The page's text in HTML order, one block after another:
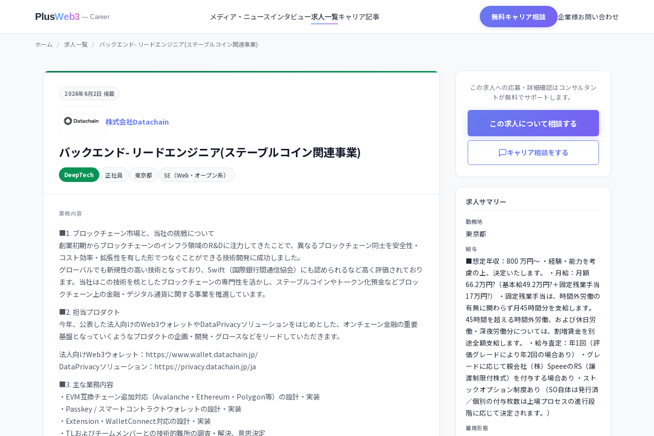
PlusWeb3 — Career メディア・ニュースインタビュー求人一覧キャリア記事 無料キャリア相談 企業様お問い合わせ
ホーム / 求人一覧 / バックエンド- リードエンジニア(ステーブルコイン関連事業)
2026年6月2日 掲載
株式会社Datachain
バックエンド- リードエンジニア(ステーブルコイン関連事業)
DeepTech 正社員 東京都 SE（Web・オープン系）
業務内容
■1. ブロックチェーン市場と、当社の挑戦について
創業初期からブロックチェーンのインフラ領域のR&Dに注力してきたことで、異なるブロックチェーン同士を安全性・
コスト効率・拡張性を有した形でつなぐことができる技術開発に成功しました。
グローバルでも新規性の高い技術となっており、Swift（国際銀行間通信協会）にも認められるなど高く評価されており
ます。当社はこの技術を核としたブロックチェーンの専門性を活かし、ステーブルコインやトークン化預金などブロッ
クチェーン上の金融・デジタル通貨に関する事業を推進しています。
■2. 担当プロダクト
今年、公表した法人向けのWeb3ウォレットやDataPrivacyソリューションをはじめとした、オンチェーン金融の重要
基盤となっていくようなプロダクトの企画・開発・グロースなどをリードしていただきます。
法人向けWeb3ウォレット：https://www.wallet.datachain.jp/
DataPrivacyソリューション：https://privacy.datachain.jp/ja
■3. 主な業務内容
・EVM互換チェーン追加対応（Avalanche・Ethereum・Polygon等）の設計・実装
・Passkey / スマートコントラクトウォレットの設計・実装
・Extension・WalletConnect対応の設計・実装
・TLおよびチームメンバーとの技術的難所の調査・解決、意思決定
この求人への応募・詳細確認はコンサルタン
トが無料でサポートします。
この求人について相談する
キャリア相談をする
求人サマリー
勤務地
東京都
給与
■想定年収：800 万円～ ・経験・能力を考
慮の上、決定いたします。 ・月給：月額
66.2万円?（基本給49.2万円?＋固定残業手当
17万円?） ・固定残業手当は、時間外労働の
有無に関わらず月45時間分を支給します。
45時間を超える時間外労働、および休日労
働・深夜労働分については、割増賃金を別
途全額支給します。 ・給与査定：年1回（評
価グレードにより年2回の場合あり） ・グレ
ードに応じて親会社（株）SpeeeのRS（譲
渡制限付株式）を付与する場合あり ・スト
ックオプション制度あり （SO自体は発行済
／個別の付与枚数は上場プロセスの進行段
階に応じて決定されます。）
雇用形態